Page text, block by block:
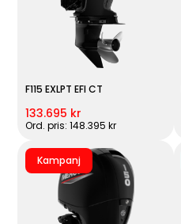
F115 EXLPT EFI CT
133.695 kr
Ord. pris: 148.395 kr
Kampanj